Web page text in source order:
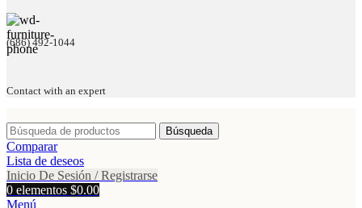
(686) 492-1044
Contact with an expert
Búsqueda
Comparar
Lista de deseos
Inicio De Sesión / Registrarse
0 elementos $0.00
Menú